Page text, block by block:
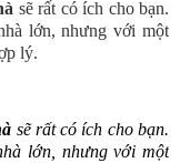
sẽ rất có ích cho bạn.
lớn, nhưng với một
lý.
sẽ rất có ích cho bạn.
lớn, nhưng với một